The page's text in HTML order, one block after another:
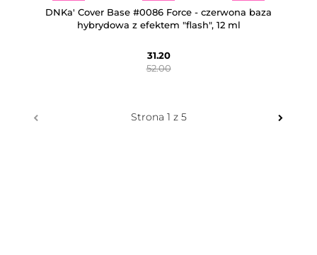
DNKa' Cover Base #0086 Force - czerwona baza
hybrydowa z efektem "flash", 12 ml
31.20
52.00